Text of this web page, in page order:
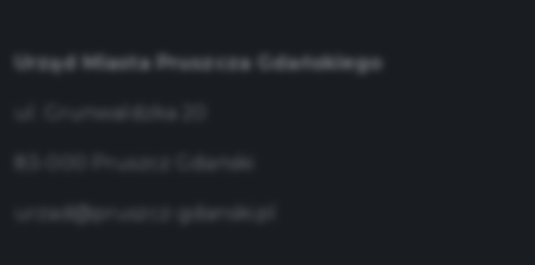
Urząd Miasta Pruszcza Gdańskiego
urzad@pruszcz-gdanski.pl